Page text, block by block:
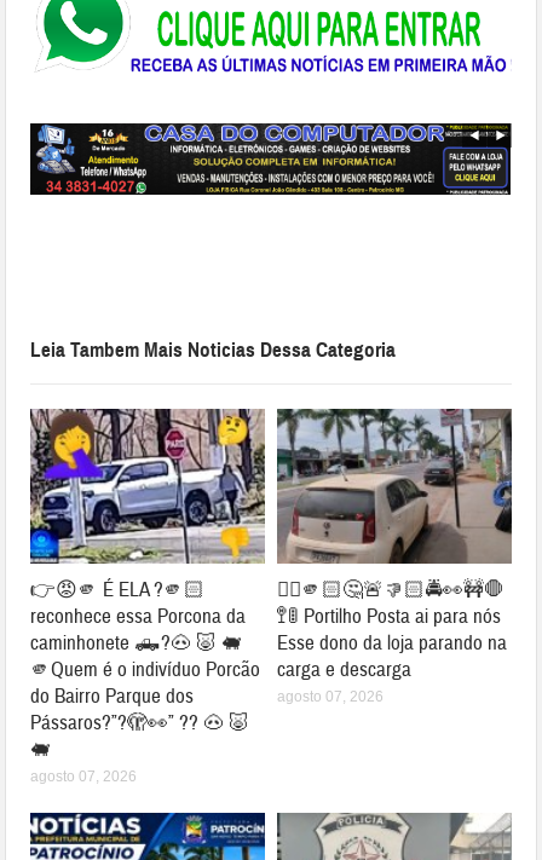
Leia Tambem Mais Noticias Dessa Categoria
👉😡🫵 É ELA ?🫵🏻
reconhece essa Porcona da
caminhonete 🛻?🐽 🐷 🐖
🫵Quem é o indivíduo Porcão
do Bairro Parque dos
Pássaros?”?🫣👀” ?? 🐽 🐷
🐖
agosto 07, 2026
👉🏻🫵🏻🤔🚨👎🏻🚔👀🚧🛑
🚏🚦 Portilho Posta ai para nós
Esse dono da loja parando na
carga e descarga
agosto 07, 2026